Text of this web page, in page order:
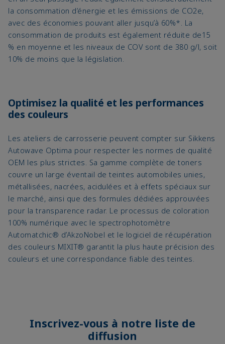
la consommation d’énergie et les émissions de CO2e,
avec des économies pouvant aller jusqu’à 60%*. La
consommation de produits est également réduite de15
% en moyenne et les niveaux de COV sont de 380 g/l, soit
10% de moins que la législation.
Optimisez la qualité et les performances
des couleurs
Les ateliers de carrosserie peuvent compter sur Sikkens
Autowave Optima pour respecter les normes de qualité
OEM les plus strictes. Sa gamme complète de toners
couvre un large éventail de teintes automobiles unies,
métallisées, nacrées, acidulées et à effets spéciaux sur
le marché, ainsi que des formules dédiées approuvées
pour la transparence radar. Le processus de coloration
100% numérique avec le spectrophotomètre
Automatchic® d’AkzoNobel et le logiciel de récupération
des couleurs MIXIT® garantit la plus haute précision des
couleurs et une correspondance fiable des teintes.
Inscrivez-vous à notre liste de
diffusion